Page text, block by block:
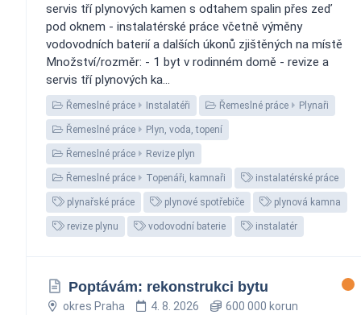
servis tří plynových kamen s odtahem spalin přes zeď
pod oknem - instalatérské práce včetně výměny
vodovodních baterií a dalších úkonů zjištěných na místě
Množství/rozměr: - 1 byt v rodinném domě - revize a
servis tří plynových ka...
Řemeslné práce Instalatéři Řemeslné práce Plynaři
Řemeslné práce Plyn, voda, topení
Řemeslné práce Revize plyn
Řemeslné práce Topenáři, kamnaři instalatérské práce
plynařské práce plynové spotřebiče plynová kamna
revize plynu vodovodní baterie instalatér
Poptávám: rekonstrukci bytu
okres Praha 4. 8. 2026 600 000 korun